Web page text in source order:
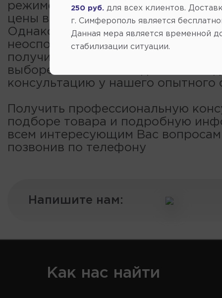
режиме онлайн обойдется вам
цены в интернет-магазине
Однако звонок нашему
неоспоримое преимущество — вы
получить ответы на все вопросы,
выборе оптимальной детали и
консультацию у нашего опытного
Получить профессиональную
подборе товара и подробную
всем интересующим Вас
позвонив по телефону
Напишите нам:
Как нас найти
250 руб.
для всех клиентов.
г. Симферополь является
Данная мера является временной
стабилизации ситуации.